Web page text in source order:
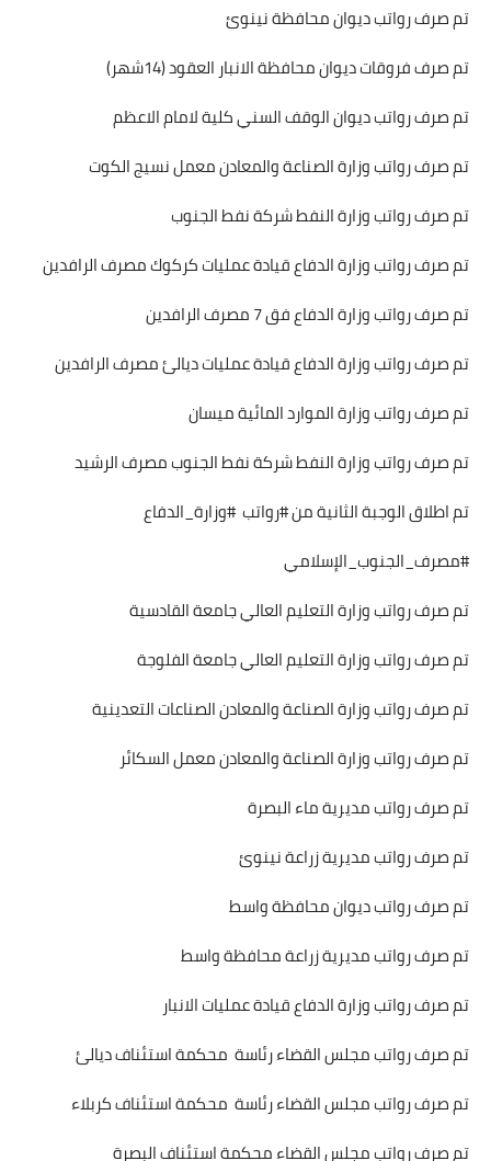
تم صرف رواتب ديوان محافظة نينوئ
تم صرف فروقات ديوان محافظة الانبار العقود (14شهر)
تم صرف رواتب ديوان الوقف السني كلية لامام الاعظم
تم صرف رواتب وزارة الصناعة والمعادن معمل نسيج الكوت
تم صرف رواتب وزارة النفط شركة نفط الجنوب
تم صرف رواتب وزارة الدفاع قيادة عمليات كركوك مصرف الرافدين
تم صرف رواتب وزارة الدفاع فق 7 مصرف الرافدين
تم صرف رواتب وزارة الدفاع قيادة عمليات ديالئ مصرف الرافدين
تم صرف رواتب وزارة الموارد المائية ميسان
تم صرف رواتب وزارة النفط شركة نفط الجنوب مصرف الرشيد
تم اطلاق الوجبة الثانية من #رواتب #وزارة_الدفاع
#مصرف_الجنوب_الإسلامي
تم صرف رواتب وزارة التعليم العالي جامعة القادسية
تم صرف رواتب وزارة التعليم العالي جامعة الفلوجة
تم صرف رواتب وزارة الصناعة والمعادن الصناعات التعدينية
تم صرف رواتب وزارة الصناعة والمعادن معمل السكائر
تم صرف رواتب مديرية ماء البصرة
تم صرف رواتب مديرية زراعة نينوئ
تم صرف رواتب ديوان محافظة واسط
تم صرف رواتب مديرية زراعة محافظة واسط
تم صرف رواتب وزارة الدفاع قيادة عمليات الانبار
تم صرف رواتب مجلس القضاء رئاسة محكمة استئناف ديالئ
تم صرف رواتب مجلس القضاء رئاسة محكمة استئناف كربلاء
تم صرف رواتب مجلس القضاء محكمة استئناف البصرة